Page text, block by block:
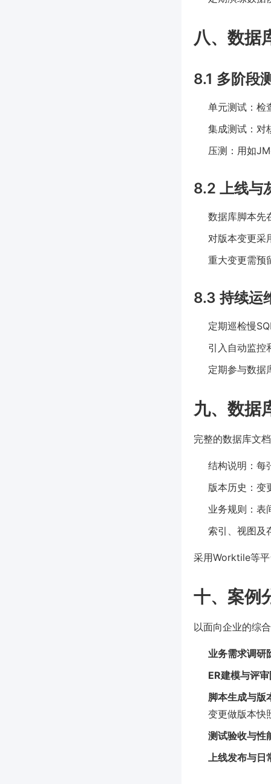
八、数据
8.1 多阶段
单元测试：检
集成测试：对
压测：用如
8.2 上线与
数据库脚本先
对版本变更采
重大变更需预
8.3 持续运
定期巡检慢
引入自动监控
定期参与数据
九、数据
完整的数据库文
结构说明：每
版本历史：变
业务规则：表
索引、视图及
采用Worktile等
十、案例
以面向企业的综
业务需求调研
ER建模与评
脚本生成与版
变更做版本快
测试验收与性
上线发布与日